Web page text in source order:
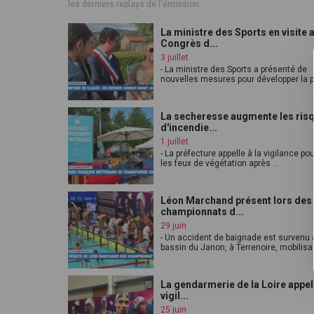
les derniers replays de l'émission
La ministre des Sports en visite
Congrès d...
3 juillet
- La ministre des Sports a présenté de
nouvelles mesures pour développer la
La secheresse augmente les
d'incendie...
1 juillet
- La préfecture appelle à la vigilance
les feux de végétation après ...
Léon Marchand présent lors des
championnats d...
29 juin
- Un accident de baignade est survenu
bassin du Janon, à Terrenoire, mobilisa...
La gendarmerie de la Loire
vigil...
25 juin